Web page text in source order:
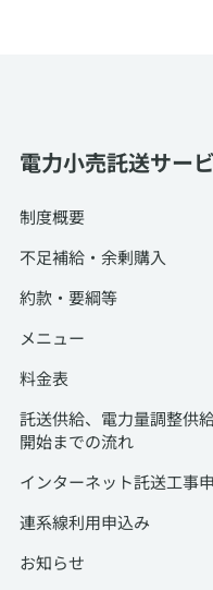
電力小売託送サー
制度概要
不足補給・余剰購入
約款・要綱等
メニュー
料金表
託送供給、電力量調整供
開始までの流れ
インターネット託送工事
連系線利用申込み
お知らせ